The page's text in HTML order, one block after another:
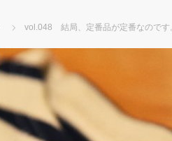
vol.048 結局、定番品が定番なのです